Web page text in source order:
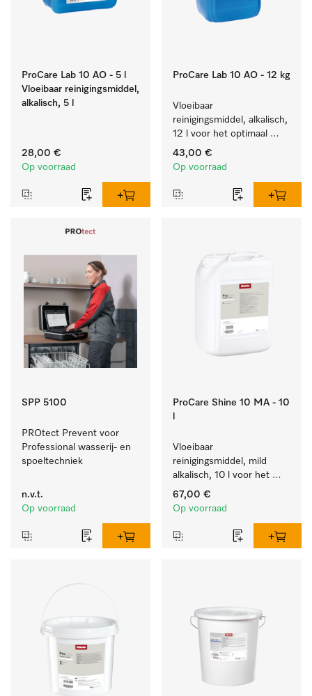
ProCare Lab 10 AO - 5 l
Vloeibaar reinigingsmiddel,
alkalisch, 5 l
28,00 €
Op voorraad
ProCare Lab 10 AO - 12 kg
Vloeibaar
reinigingsmiddel, alkalisch,
12 l voor het optimaal
behandelen van
laboratoriumhulpstukken.
43,00 €
Op voorraad
SPP 5100
PROtect Prevent voor
Professional wasserij- en
spoeltechniek
n.v.t.
Op voorraad
ProCare Shine 10 MA - 10
Vloeibaar
reinigingsmiddel, mild
alkalisch, 10 l voor het
reinigen van lichte
vervuiling op servies,
67,00 €
Op voorraad